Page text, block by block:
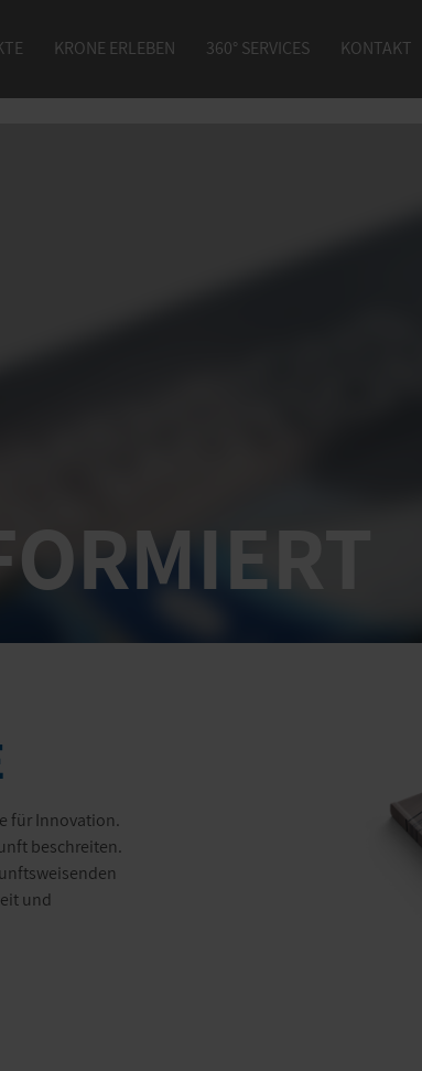
KRONE ERLEBEN 360° SERVICES KONTAKT
für Innovation.
beschreiten.
und